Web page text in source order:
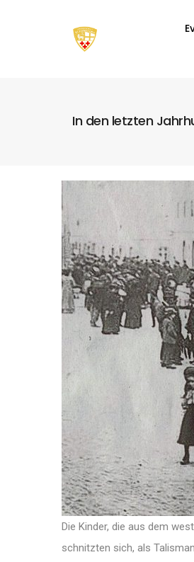
In den letzten
Die Kinder, die aus dem
schnitzten sich, als